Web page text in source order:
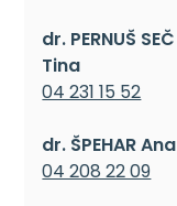
dr. PERNUŠ SEČ
Tina
04 231 15 52
dr. ŠPEHAR Ana
04 208 22 09